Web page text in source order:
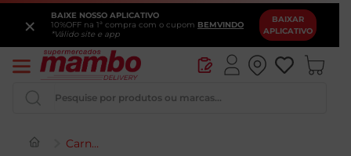
BAIXE NOSSO APLICATIVO
10%OFF na 1ª compra com o cupom BEMVINDO
*Válido site e app
BAIXAR
APLICATIVO
×
Pesquise por produtos ou marcas...
Carnes e Aves